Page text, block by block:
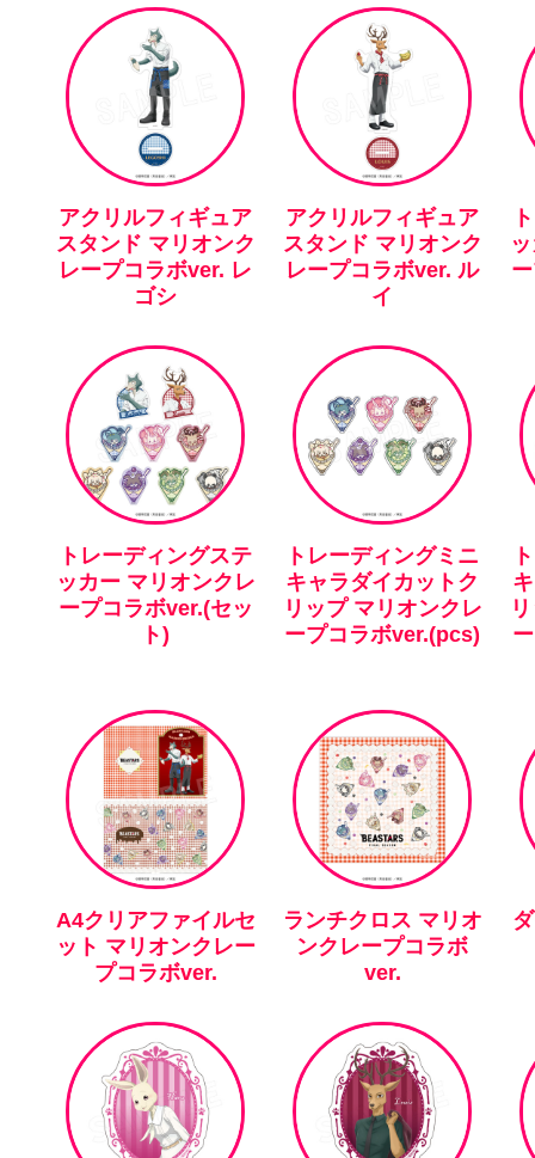
アクリルフィギュア
スタンド マリオンク
レープコラボver. レ
ゴシ
アクリルフィギュア
スタンド マリオンク
レープコラボver. ル
イ
トレーディングステ
ッカー マリオンクレ
ープコラボver.(セッ
ト)
トレーディングミニ
キャラダイカットク
リップ マリオンクレ
ープコラボver.(pcs)
A4クリアファイルセ
ット マリオンクレー
プコラボver.
ランチクロス マリオ
ンクレープコラボ
ver.